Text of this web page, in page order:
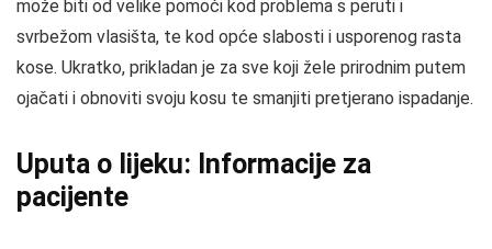
može biti od velike pomoći kod problema s peruti i
svrbežom vlasišta, te kod opće slabosti i usporenog rasta
kose. Ukratko, prikladan je za sve koji žele prirodnim putem
ojačati i obnoviti svoju kosu te smanjiti pretjerano ispadanje.
Uputa o lijeku: Informacije za
pacijente